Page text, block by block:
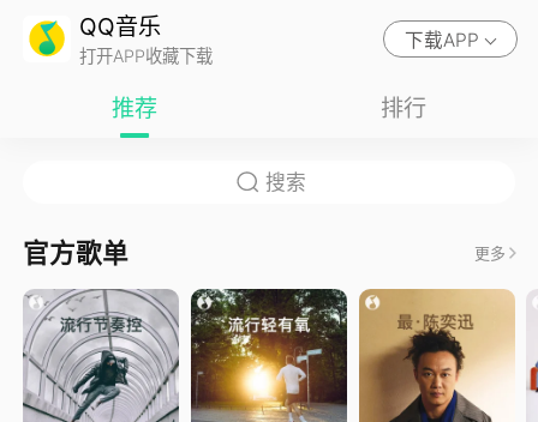
QQ音乐
打开APP收藏下载
下载APP
推荐 排行
官方歌单 更多